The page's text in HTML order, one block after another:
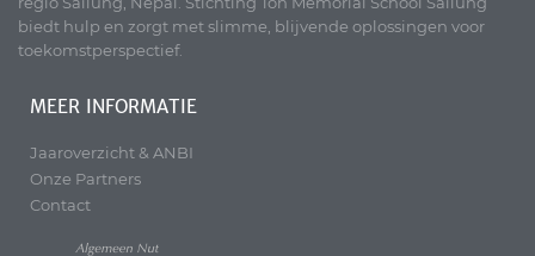
biedt hulp en zorgt met slimme, blijvende oplossingen voor
toekomstperspectief.
MEER INFORMATIE
Jaaroverzicht & ANBI
Onze Partners
Contact